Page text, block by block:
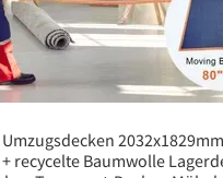
Umzugsdecken
recycelte Baumwolle